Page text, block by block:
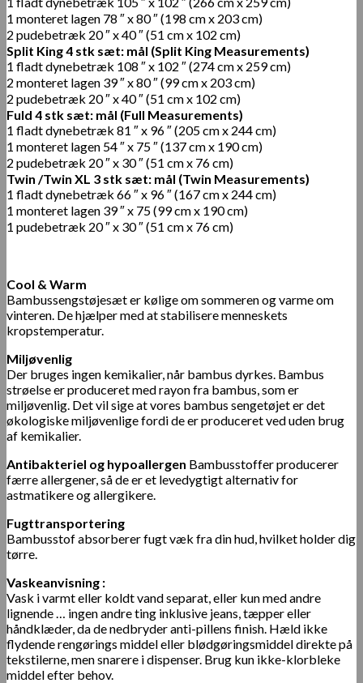
1 monteret lagen 78 ″ x 80 ″ (198 cm x 203 cm)
2 pudebetræk 20 ″ x 40 ″ (51 cm x 102 cm)
Split King 4 stk sæt: mål (Split King Measurements)
1 fladt dynebetræk 108 ″ x 102 ″ (274 cm x 259 cm)
2 monteret lagen 39 ″ x 80 ″ (99 cm x 203 cm)
2 pudebetræk 20 ″ x 40 ″ (51 cm x 102 cm)
Fuld 4 stk sæt: mål (Full Measurements)
1 fladt dynebetræk 81 ″ x 96 ″ (205 cm x 244 cm)
1 monteret lagen 54 ″ x 75 ″ (137 cm x 190 cm)
2 pudebetræk 20 ″ x 30 ″ (51 cm x 76 cm)
Twin /Twin XL 3 stk sæt: mål (Twin Measurements)
1 fladt dynebetræk 66 ″ x 96 ″ (167 cm x 244 cm)
1 monteret lagen 39 ″ x 75 (99 cm x 190 cm)
1 pudebetræk 20 ″ x 30 ″ (51 cm x 76 cm)
Cool & Warm
Bambussengstøjesæt er kølige om sommeren og varme om
vinteren. De hjælper med at stabilisere menneskets
kropstemperatur.
Miljøvenlig
Der bruges ingen kemikalier, når bambus dyrkes. Bambus
strøelse er produceret med rayon fra bambus, som er
miljøvenlig. Det vil sige at vores bambus sengetøjet er det
økologiske miljøvenlige fordi de er produceret ved uden brug
af kemikalier.
Antibakteriel og hypoallergen Bambusstoffer producerer
færre allergener, så de er et levedygtigt alternativ for
astmatikere og allergikere.
Fugttransportering
Bambusstof absorberer fugt væk fra din hud, hvilket holder dig
tørre.
Vaskeanvisning :
Vask i varmt eller koldt vand separat, eller kun med andre
lignende … ingen andre ting inklusive jeans, tæpper eller
håndklæder, da de nedbryder anti-pillens finish. Hæld ikke
flydende rengørings middel eller blødgøringsmiddel direkte på
tekstilerne, men snarere i dispenser. Brug kun ikke-klorbleke
middel efter behov.